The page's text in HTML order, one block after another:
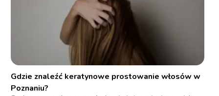
Gdzie znaleźć keratynowe prostowanie włosów w
Poznaniu?